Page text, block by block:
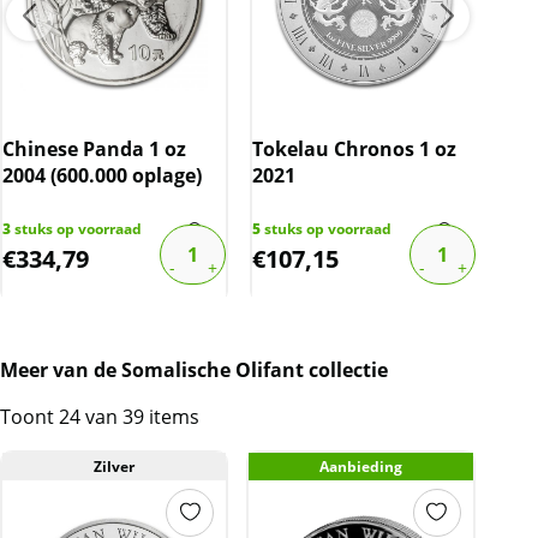
over de marge die wij behalen op dit product.
De btw mag hierdoor door ons niet op de
factuur vermeld worden. De prijs op de
Chinese Panda 1 oz
2004 (600.000 oplage)
3stuks op voorraad
€334,79
Tokelau Chronos 1 oz
2021
5stuks op voorraad
€107,15
Meer van de Somalische Olifant collectie
Toont 24 van 39 items
Zilver Aanbieding